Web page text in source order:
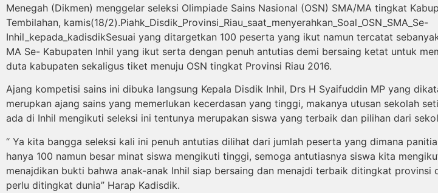
Menegah (Dikmen) menggelar seleksi Olimpiade Sains Nasional (OSN) SMA/MA tingkat
Tembilahan, kamis(18/2).Piahk_Disdik_Provinsi_Riau_saat_menyerahkan_Soal_OSN_SMA_Se-
Inhil_kepada_kadisdikSesuai yang ditargetkan 100 peserta yang ikut namun tercatat
MA Se- Kabupaten Inhil yang ikut serta dengan penuh antutias demi bersaing ketat untuk
duta kabupaten sekaligus tiket menuju OSN tingkat Provinsi Riau 2016.
Ajang kompetisi sains ini dibuka langsung Kepala Disdik Inhil, Drs H Syaifuddin MP yang
merupkan ajang sains yang memerlukan kecerdasan yang tinggi, makanya utusan sekolah
ada di Inhil mengikuti seleksi ini tentunya merupakan siswa yang terbaik dan pilihan dari
“ Ya kita bangga seleksi kali ini penuh antutias dilihat dari jumlah peserta yang dimana
hanya 100 namun besar minat siswa mengikuti tinggi, semoga antutiasnya siswa kita
menajdikan bukti bahwa anak-anak Inhil siap bersaing dan menajdi terbaik ditingkat provinsi
perlu ditingkat dunia” Harap Kadisdik.